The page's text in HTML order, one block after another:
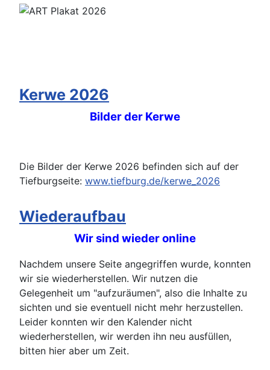
Kerwe 2026
Bilder der Kerwe
Die Bilder der Kerwe 2026 befinden sich auf der
Tiefburgseite: www.tiefburg.de/kerwe_2026
Wiederaufbau
Wir sind wieder online
Nachdem unsere Seite angegriffen wurde, konnten
wir sie wiederherstellen. Wir nutzen die
Gelegenheit um "aufzuräumen", also die Inhalte zu
sichten und sie eventuell nicht mehr herzustellen.
Leider konnten wir den Kalender nicht
wiederherstellen, wir werden ihn neu ausfüllen,
bitten hier aber um Zeit.